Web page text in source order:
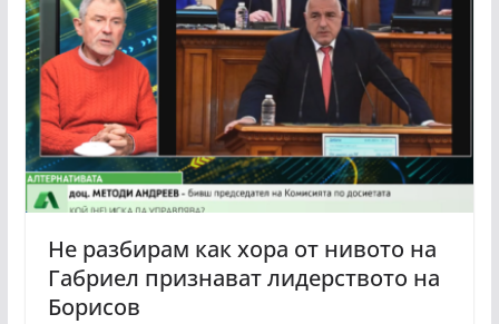
Не разбирам как хора от нивото на
Габриел признават лидерството на
Борисов